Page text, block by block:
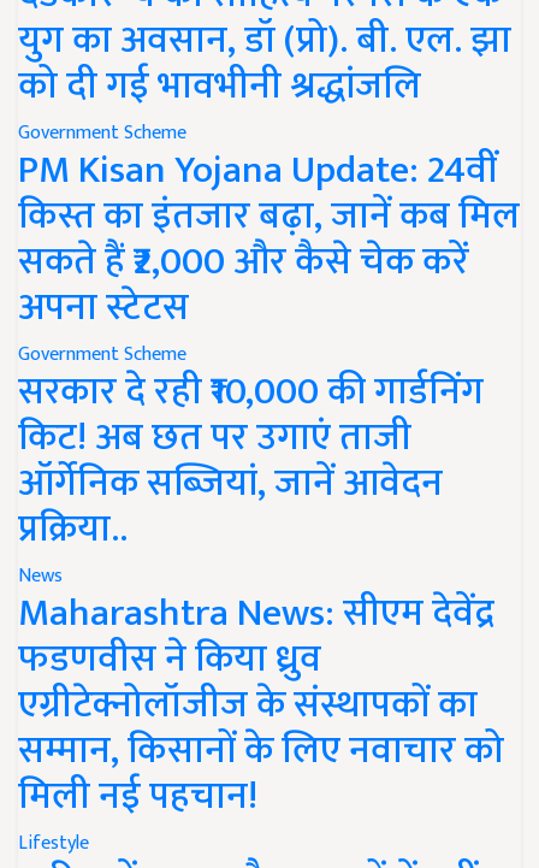
युग का अवसान, डॉ (प्रो). बी. एल. झा
को दी गई भावभीनी श्रद्धांजलि
Government Scheme
PM Kisan Yojana Update: 24वीं
किस्त का इंतजार बढ़ा, जानें कब मिल
सकते हैं ₹2,000 और कैसे चेक करें
अपना स्टेटस
Government Scheme
सरकार दे रही ₹10,000 की गार्डनिंग
किट! अब छत पर उगाएं ताजी
ऑर्गेनिक सब्जियां, जानें आवेदन
प्रक्रिया..
News
Maharashtra News: सीएम देवेंद्र
फडणवीस ने किया ध्रुव
एग्रीटेक्नोलॉजीज के संस्थापकों का
सम्मान, किसानों के लिए नवाचार को
मिली नई पहचान!
Lifestyle